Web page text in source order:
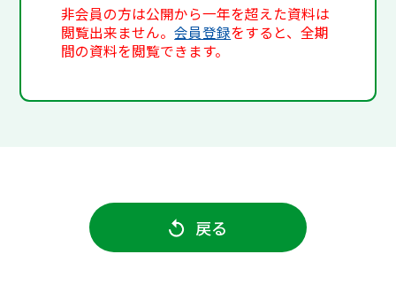
非会員の方は公開から一年を超えた資料は
閲覧出来ません。会員登録をすると、全期
間の資料を閲覧できます。
戻る